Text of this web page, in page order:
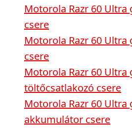
Motorola Razr 60 Ultra
csere
Motorola Razr 60 Ultra
csere
Motorola Razr 60 Ultra
töltőcsatlakozó csere
Motorola Razr 60 Ultra
akkumulátor csere